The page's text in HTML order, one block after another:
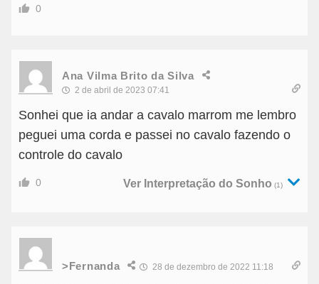
0
Ana Vilma Brito da Silva
2 de abril de 2023 07:41
Sonhei que ia andar a cavalo marrom me lembro
peguei uma corda e passei no cavalo fazendo o
controle do cavalo
0 Ver Interpretação do Sonho (1)
>Fernanda 28 de dezembro de 2022 11:18